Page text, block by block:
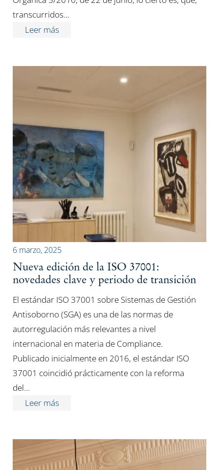
transcurridos…
Leer más
6 marzo, 2025
Nueva edición de la ISO 37001:
novedades clave y periodo de transición
El estándar ISO 37001 sobre Sistemas de Gestión
Antisoborno (SGA) es una de las normas de
autorregulación más relevantes a nivel
internacional en materia de Compliance.
Publicado inicialmente en 2016, el estándar ISO
37001 coincidió prácticamente con la reforma
del…
Leer más